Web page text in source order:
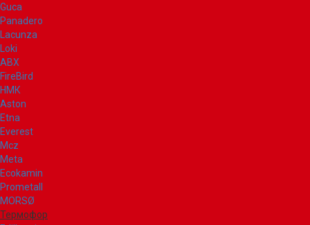
Guca
Panadero
Lacunza
Loki
ABX
FireBird
НМК
Aston
Etna
Everest
Mcz
Meta
Ecokamin
Prometall
MORSØ
Термофор